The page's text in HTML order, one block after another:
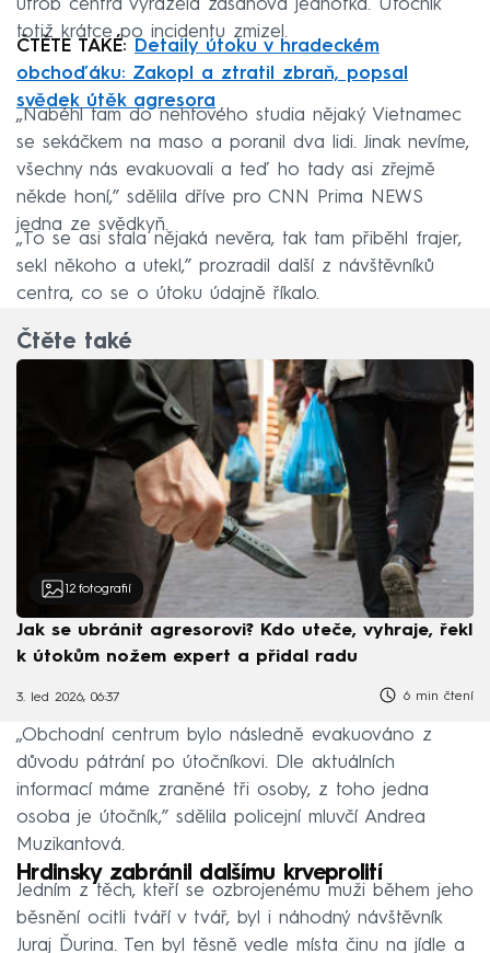
útrob centra vyrážela zásahová jednotka. Útočník
totiž krátce po incidentu zmizel.
ČTĚTE TAKÉ:
Detaily útoku v hradeckém
obchoďáku: Zakopl a ztratil zbraň, popsal
svědek útěk agresora
„Naběhl tam do nehtového studia nějaký Vietnamec
se sekáčkem na maso a poranil dva lidi. Jinak nevíme,
všechny nás evakuovali a teď ho tady asi zřejmě
někde honí,” sdělila dříve pro CNN Prima NEWS
jedna ze svědkyň.
„To se asi stala nějaká nevěra, tak tam přiběhl frajer,
sekl někoho a utekl,” prozradil další z návštěvníků
centra, co se o útoku údajně říkalo.
Čtěte také
12 fotografií
Jak se ubránit agresorovi? Kdo uteče, vyhraje, řekl
k útokům nožem expert a přidal radu
3. led 2026, 06:37 6 min čtení
„Obchodní centrum bylo následně evakuováno z
důvodu pátrání po útočníkovi. Dle aktuálních
informací máme zraněné tři osoby, z toho jedna
osoba je útočník,” sdělila policejní mluvčí Andrea
Muzikantová.
Hrdinsky zabránil dalšímu krveprolití
Jedním z těch, kteří se ozbrojenému muži během jeho
běsnění ocitli tváří v tvář, byl i náhodný návštěvník
Juraj Ďurina. Ten byl těsně vedle místa činu na jídle a